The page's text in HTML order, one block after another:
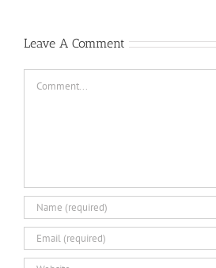
Leave A Comment